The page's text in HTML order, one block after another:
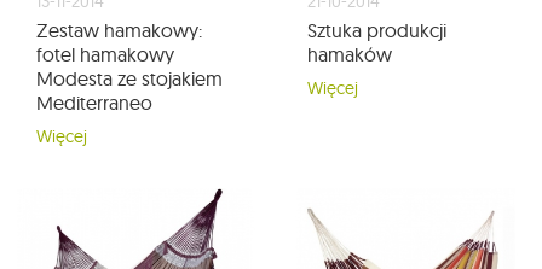
Zestaw hamakowy:
fotel hamakowy
Modesta ze stojakiem
Mediterraneo
Więcej
Sztuka produkcji
hamaków
Więcej